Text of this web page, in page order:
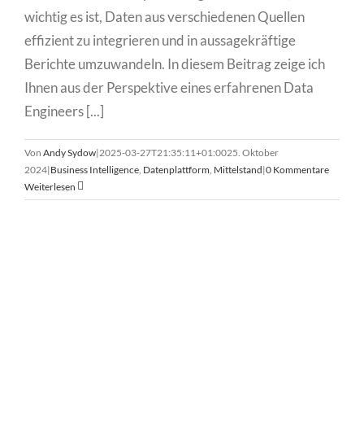
wichtig es ist, Daten aus verschiedenen Quellen
effizient zu integrieren und in aussagekräftige
Berichte umzuwandeln. In diesem Beitrag zeige ich
Ihnen aus der Perspektive eines erfahrenen Data
Engineers [...]
Von Andy Sydow|2025-03-27T21:35:11+01:0025. Oktober
2024|Business Intelligence Datenplattform Mittelstand|0 Kommentare
Weiterlesen